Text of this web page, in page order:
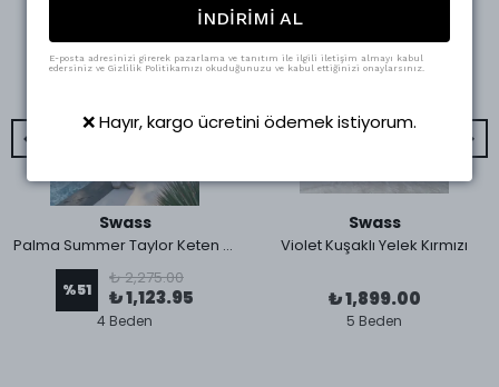
Swass
Palma Summer Taylor Keten Natural Yelek
%51
₺ 2,275.00
₺ 1,123.95
4 Beden
Swass
Violet Kuşaklı Yelek Kırmızı
₺ 1,899.00
5 Beden
İNDİRİMİ AL
E-posta adresinizi girerek pazarlama ve tanıtım ile ilgili iletişim almayı kabul
edersiniz ve Gizlilik Politikamızı okuduğunuzu ve kabul ettiğinizi onaylarsınız.
❌ Hayır, kargo ücretini ödemek istiyorum.